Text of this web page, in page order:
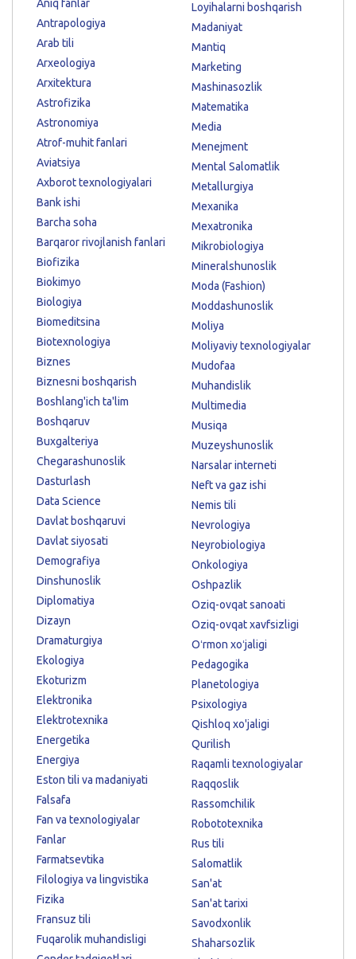
Aniq fanlar
Antrapologiya
Arab tili
Arxeologiya
Arxitektura
Astrofizika
Astronomiya
Atrof-muhit fanlari
Aviatsiya
Axborot texnologiyalari
Bank ishi
Barcha soha
Barqaror rivojlanish fanlari
Biofizika
Biokimyo
Biologiya
Biomeditsina
Biotexnologiya
Biznes
Biznesni boshqarish
Boshlang'ich ta'lim
Boshqaruv
Buxgalteriya
Chegarashunoslik
Dasturlash
Data Science
Davlat boshqaruvi
Davlat siyosati
Demografiya
Dinshunoslik
Diplomatiya
Dizayn
Dramaturgiya
Ekologiya
Ekoturizm
Elektronika
Elektrotexnika
Energetika
Energiya
Eston tili va madaniyati
Falsafa
Fan va texnologiyalar
Fanlar
Farmatsevtika
Filologiya va lingvistika
Fizika
Fransuz tili
Fuqarolik muhandisligi
Loyihalarni boshqarish
Madaniyat
Mantiq
Marketing
Mashinasozlik
Matematika
Media
Menejment
Mental Salomatlik
Metallurgiya
Mexanika
Mexatronika
Mikrobiologiya
Mineralshunoslik
Moda (Fashion)
Moddashunoslik
Moliya
Moliyaviy texnologiyalar
Mudofaa
Muhandislik
Multimedia
Musiqa
Muzeyshunoslik
Narsalar interneti
Neft va gaz ishi
Nemis tili
Nevrologiya
Neyrobiologiya
Onkologiya
Oshpazlik
Oziq-ovqat sanoati
Oziq-ovqat xavfsizligi
Oʻrmon xoʻjaligi
Pedagogika
Planetologiya
Psixologiya
Qishloq xo'jaligi
Qurilish
Raqamli texnologiyalar
Raqqoslik
Rassomchilik
Robototexnika
Rus tili
Salomatlik
San'at
San'at tarixi
Savodxonlik
Shaharsozlik